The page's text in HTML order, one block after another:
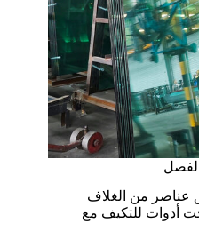
عناصر من الغلاف
أدوات للتكيف مع